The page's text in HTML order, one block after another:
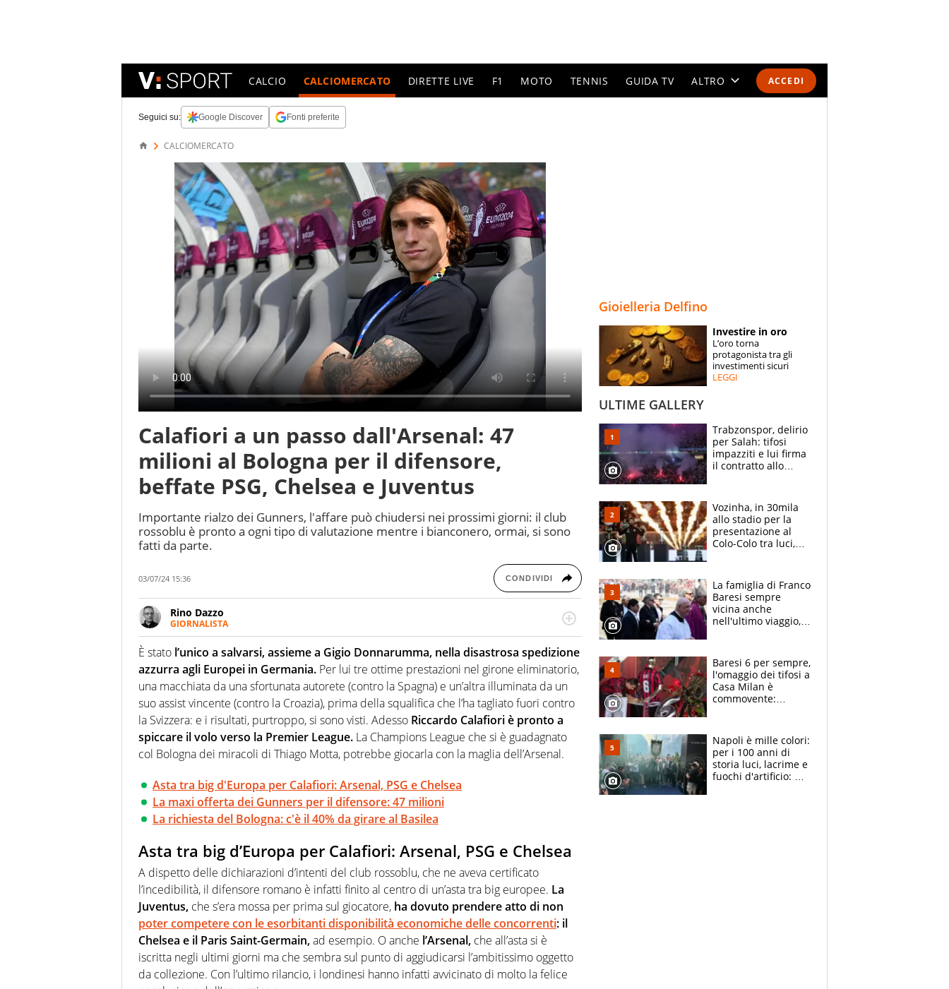
ACCEDI
CALCIO CALCIOMERCATO DIRETTE LIVE F1 MOTO TENNIS GUIDA TV ALTRO
SPECIALI
ESPERTI
Seguici su: Google Discover Fonti preferite
CALCIOMERCATO
Calafiori a un passo dall'Arsenal: 47
milioni al Bologna per il difensore,
beffate PSG, Chelsea e Juventus
Importante rialzo dei Gunners, l'affare può chiudersi nei prossimi giorni: il club
rossoblu è pronto a ogni tipo di valutazione mentre i bianconero, ormai, si sono
fatti da parte.
03/07/24 15:36 CONDIVIDI
Rino Dazzo
GIORNALISTA
Se mai ci fosse modo di traslare il glossario del calcio in una nicchia di esperti, lui ne
farebbe parte. Non si perde una svista arbitrale né gli umori social del mondo delle
curve
È stato l’unico a salvarsi, assieme a Gigio Donnarumma, nella disastrosa spedizione
azzurra agli Europei in Germania. Per lui tre ottime prestazioni nel girone eliminatorio,
una macchiata da una sfortunata autorete (contro la Spagna) e un’altra illuminata da un
suo assist vincente (contro la Croazia), prima della squalifica che l’ha tagliato fuori contro
la Svizzera: e i risultati, purtroppo, si sono visti. Adesso Riccardo Calafiori è pronto a
spiccare il volo verso la Premier League. La Champions League che si è guadagnato
col Bologna dei miracoli di Thiago Motta, potrebbe giocarla con la maglia dell’Arsenal.
Asta tra big d'Europa per Calafiori: Arsenal, PSG e Chelsea
La maxi offerta dei Gunners per il difensore: 47 milioni
La richiesta del Bologna: c'è il 40% da girare al Basilea
Asta tra big d’Europa per Calafiori: Arsenal, PSG e Chelsea
A dispetto delle dichiarazioni d’intenti del club rossoblu, che ne aveva certificato
l’incedibilità, il difensore romano è infatti finito al centro di un’asta tra big europee. La
Juventus, che s’era mossa per prima sul giocatore, ha dovuto prendere atto di non
poter competere con le esorbitanti disponibilità economiche delle concorrenti: il
Chelsea e il Paris Saint-Germain,ad esempio. O anche l’Arsenal, che all’asta si è
iscritta negli ultimi giorni ma che sembra sul punto di aggiudicarsi l’ambitissimo oggetto
da collezione. Con l’ultimo rilancio, i londinesi hanno infatti avvicinato di molto la felice
Gioielleria Delfino
Investire in oro
L’oro torna
protagonista tra gli
investimenti sicuri
LEGGI
ULTIME GALLERY
Trabzonspor, delirio
per Salah: tifosi
impazziti e lui firma
il contratto allo
Vozinha, in 30mila
allo stadio per la
presentazione al
Colo-Colo tra luci,
La famiglia di Franco
Baresi sempre
vicina anche
nell'ultimo viaggio,
circondati
dall'affetto dei tifosi
Baresi 6 per sempre,
l'omaggio dei tifosi a
Casa Milan è
commovente:
bigliettini
Napoli è mille colori:
per i 100 anni di
storia luci, lacrime e
fuochi d'artificio: De